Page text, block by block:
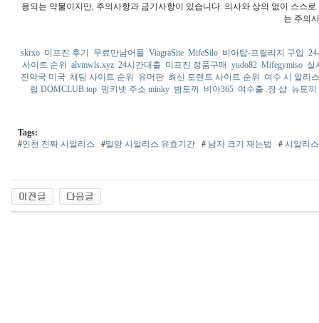
용되는 약물이지만, 주의사항과 금기사항이 있습니다. 의사와 상의 없이 스스
는 주의
skrxo 미프진 후기 무료만남어플 ViagraSite MifeSilo 비아탑-프릴리지 구입
사이트 순위
alvmwls.xyz 24시간대출 미프진 정품구매 yudo82 Mifegymiso 실
진약국 미국 채팅 사이트 순위 유머판 최신 토렌트 사이트 순위
여수 시 알리스
럽 DOMCLUB.top 밍키넷 주소 minky 밤토끼 비아365 여수출 .장 샵 뉴토끼
Tags:
#인천 진짜 시알리스 #밀양 시알리스 유효기간 # 남자 크기 재는법 # 시알리